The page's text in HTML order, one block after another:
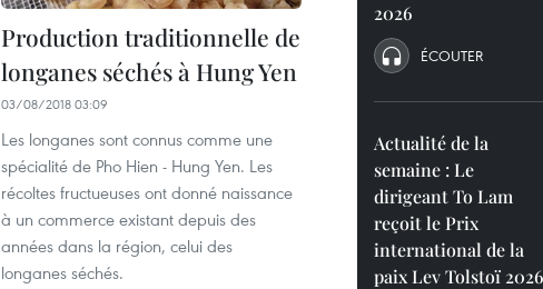
Production traditionnelle de
longanes séchés à Hung Yen
03/08/2018 03:09
Les longanes sont connus comme une
spécialité de Pho Hien - Hung Yen. Les
récoltes fructueuses ont donné naissance
à un commerce existant depuis des
années dans la région, celui des
longanes séchés.
2026
ÉCOUTER
Actualité de la
semaine : Le
dirigeant To Lam
reçoit le Prix
international de la
paix Lev Tolstoï 2026